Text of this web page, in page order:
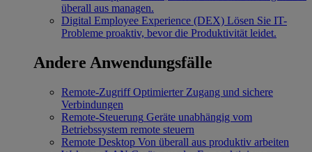
überall aus managen.
Digital Employee Experience (DEX) Lösen Sie IT-
Probleme proaktiv, bevor die Produktivität leidet.
Andere Anwendungsfälle
Remote-Zugriff Optimierter Zugang und sichere
Verbindungen
Remote-Steuerung Geräte unabhängig vom
Betriebssystem remote steuern
Remote Desktop Von überall aus produktiv arbeiten